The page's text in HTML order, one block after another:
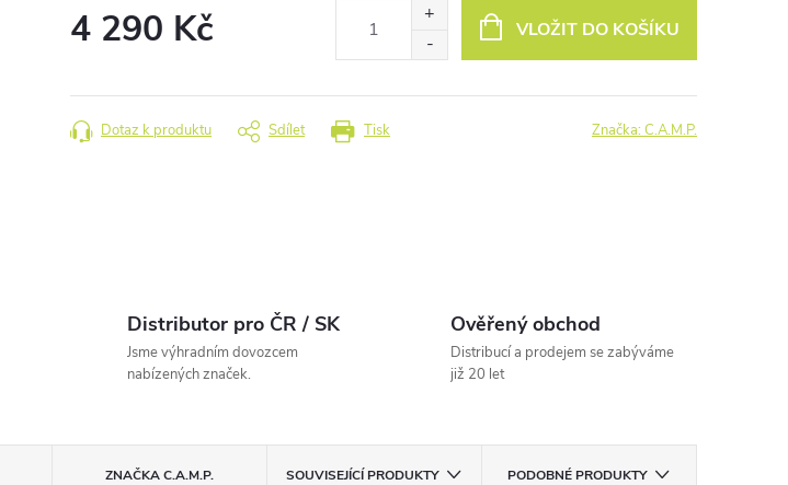
4 290 Kč VLOŽIT DO KOŠÍKU
Tisk
Dotaz k produktu Sdílet Značka:C.A.M.P.
Distributor pro ČR / SK
Jsme výhradním dovozcem
nabízených značek.
Ověřený obchod
Distribucí a prodejem se zabýváme
již 20 let
ZNAČKAC.A.M.P. SOUVISEJÍCÍ PRODUKTY PODOBNÉ PRODUKTY